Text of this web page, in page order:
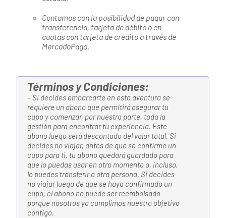
Contamos con la posibilidad de pagar con
transferencia, tarjeta de débito o en
cuotas con tarjeta de crédito a través de
MercadoPago.
Términos y Condiciones:
– Si decides embarcarte en esta aventura se
requiere un abono que permitirá asegurar tu
cupo y comenzar, por nuestra parte, toda la
gestión para encontrar tu experiencia. Este
abono luego será descontado del valor total. Si
decides no viajar, antes de que se confirme un
cupo para ti, tu abono quedará guardado para
que lo puedas usar en otro momento o, incluso,
lo puedes transferir a otra persona. Si decides
no viajar luego de que se haya confirmado un
cupo, el abono no puede ser reembolsado
porque nosotros ya cumplimos nuestro objetivo
contigo.